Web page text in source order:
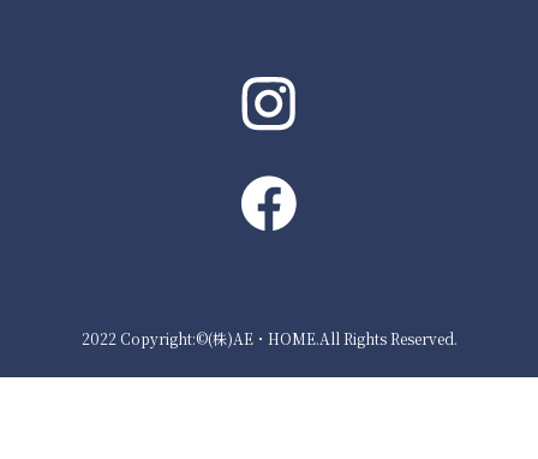
2022 Copyright:©(株)AE・HOME.All Rights Reserved.